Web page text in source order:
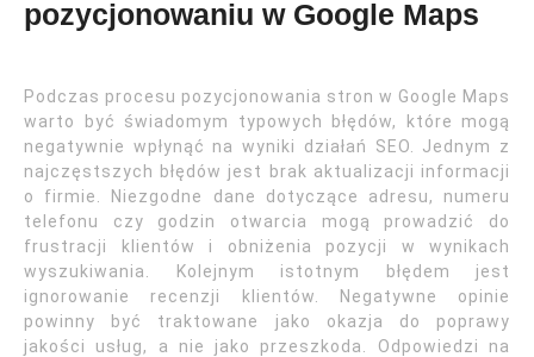
pozycjonowaniu w Google Maps
Podczas procesu pozycjonowania stron w Google Maps
warto być świadomym typowych błędów, które mogą
negatywnie wpłynąć na wyniki działań SEO. Jednym z
najczęstszych błędów jest brak aktualizacji informacji
o firmie. Niezgodne dane dotyczące adresu, numeru
telefonu czy godzin otwarcia mogą prowadzić do
frustracji klientów i obniżenia pozycji w wynikach
wyszukiwania. Kolejnym istotnym błędem jest
ignorowanie recenzji klientów. Negatywne opinie
powinny być traktowane jako okazja do poprawy
jakości usług, a nie jako przeszkoda. Odpowiedzi na